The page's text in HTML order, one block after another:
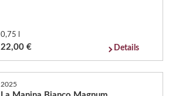
0,75 l
22,00 € Details
2025